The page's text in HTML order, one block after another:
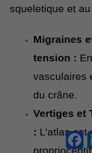
squeletique et
Migraines
tension :
vasculaires
du crâne.
Vertiges et
: L’atlas